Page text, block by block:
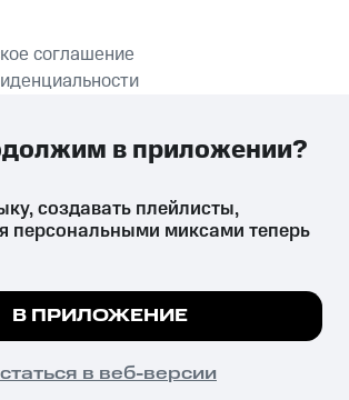
ПРИЛОЖЕНИЕ
соглашение
их аналогов причиняет вред здоровью,
запрещён и влечёт установленную
ответственность.
куки, чтобы на сайте все
ПОНЯТНО
создавать плейлисты,
персональными миксами теперь
В ПРИЛОЖЕНИЕ
в веб-версии